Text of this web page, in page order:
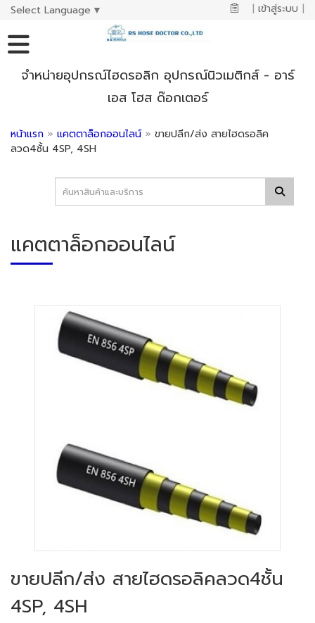
Select Language ▼ | เข้าสู่ระบบ |
จำหน่ายอุปกรณ์ไฮดรอลิก อุปกรณ์นิวเมติกส์ - อาร์
เอส โฮส ด๊อกเตอร์
หน้าแรก » แคตตาล็อกออนไลน์ » ขายปลีก/ส่ง สายไฮดรอลิค
ลวด4ชั้น 4SP, 4SH
แคตตาล็อกออนไลน์
ขายปลีก/ส่ง สายไฮดรอลิคลวด4ชั้น
4SP, 4SH